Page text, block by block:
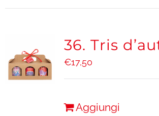
36. Tris
€17,50
Aggiungi